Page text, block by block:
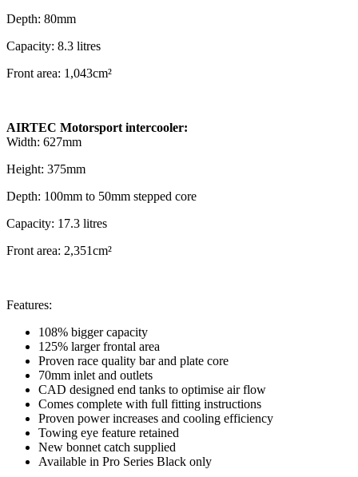
Depth: 80mm
Capacity: 8.3 litres
Front area: 1,043cm²
AIRTEC Motorsport intercooler:
Width: 627mm
Height: 375mm
Depth: 100mm to 50mm stepped core
Capacity: 17.3 litres
Front area: 2,351cm²
Features:
108% bigger capacity
125% larger frontal area
Proven race quality bar and plate core
70mm inlet and outlets
CAD designed end tanks to optimise air flow
Comes complete with full fitting instructions
Proven power increases and cooling efficiency
Towing eye feature retained
New bonnet catch supplied
Available in Pro Series Black only